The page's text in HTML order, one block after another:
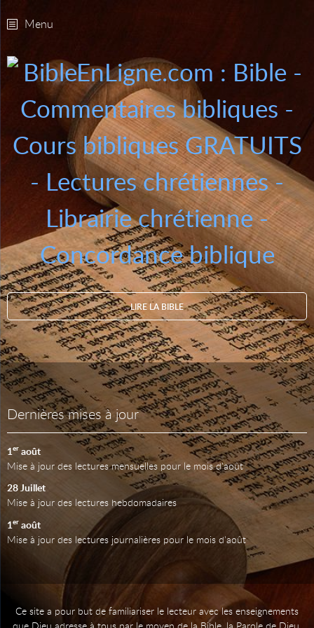
Menu
LIRE LA BIBLE
Dernières mises à jour
1 er août
Mise à jour des lectures mensuelles pour le mois d'août
28 Juillet
Mise à jour des lectures hebdomadaires
1er août
Mise à jour des lectures journalières pour le mois d'août
Ce site a pour but de familiariser le lecteur avec les enseignements